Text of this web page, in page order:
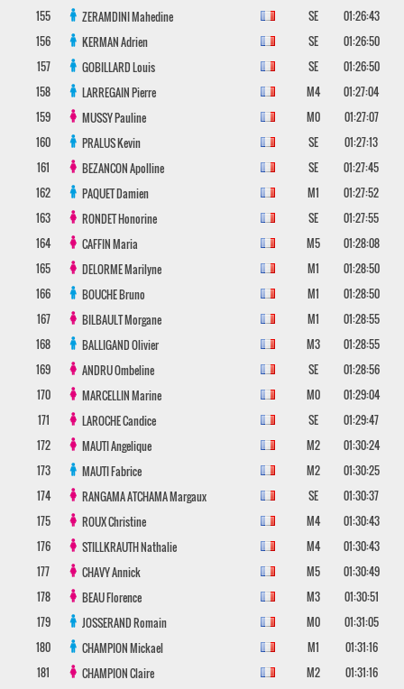
155 ZERAMDINIMahedine SE
01:26:43
156
KERMANAdrien SE
01:26:50
157
GOBILLARDLouis SE
01:26:50
158
LARREGAINPierre M4
01:27:04
159
MUSSYPauline M0
01:27:07
160
PRALUSKevin SE
01:27:13
161
BEZANCONApolline SE
01:27:45
162
PAQUETDamien M1
01:27:52
163
RONDETHonorine SE
01:27:55
164
CAFFINMaria M5
01:28:08
165
DELORMEMarilyne M1
01:28:50
166
BOUCHEBruno M1
01:28:50
167
BILBAULTMorgane M1
01:28:55
168
BALLIGANDOlivier M3
01:28:55
169
ANDRUOmbeline SE
01:28:56
170
MARCELLINMarine M0
01:29:04
171
LAROCHECandice SE
01:29:47
172
MAUTIAngelique M2
01:30:24
173
MAUTIFabrice M2
01:30:25
174
RANGAMA ATCHAMAMargaux SE
01:30:37
175
ROUXChristine M4
01:30:43
176
STILLKRAUTHNathalie M4
01:30:43
177
CHAVYAnnick M5
01:30:49
178
BEAUFlorence M3
01:30:51
179
JOSSERANDRomain M0
01:31:05
180
CHAMPIONMickael M1
01:31:16
181
CHAMPIONClaire M2
01:31:16